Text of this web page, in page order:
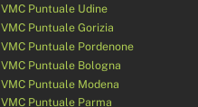
VMC Puntuale Udine
VMC Puntuale Gorizia
VMC Puntuale Pordenone
VMC Puntuale Bologna
VMC Puntuale Modena
VMC Puntuale Parma